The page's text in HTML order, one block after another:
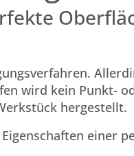
wird kein Punkt-
hergestellt.
einer